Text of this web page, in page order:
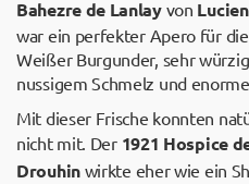
Bahezre de Lanlayvon
war ein perfekter Apero für
Weißer Burgunder, sehr
nussigem Schmelz und
Mit dieser Frische konnten
nicht mit. Der 1921 Hospice
Drouhinwirkte eher wie ein